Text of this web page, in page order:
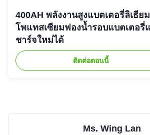
400AH พลังงานสูงแบตเตอรี่ลิเธียม
โพแทสเซียมฟองน้ำรอบแบตเตอรี่
ชาร์จใหม่ได้
ติดต่อตอนนี้
Ms. Wing Lan